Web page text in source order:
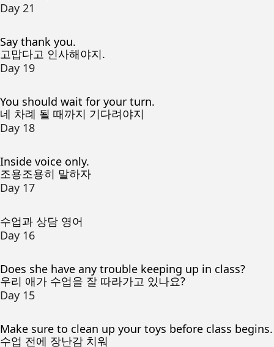
Day 21
Say thank you.
고맙다고 인사해야지.
Day 19
You should wait for your turn.
네 차례 될 때까지 기다려야지
Day 18
Inside voice only.
조용조용히 말하자
Day 17
수업과 상담 영어
Day 16
Does she have any trouble keeping up in class?
우리 애가 수업을 잘 따라가고 있나요?
Day 15
Make sure to clean up your toys before class begins.
수업 전에 장난감 치워